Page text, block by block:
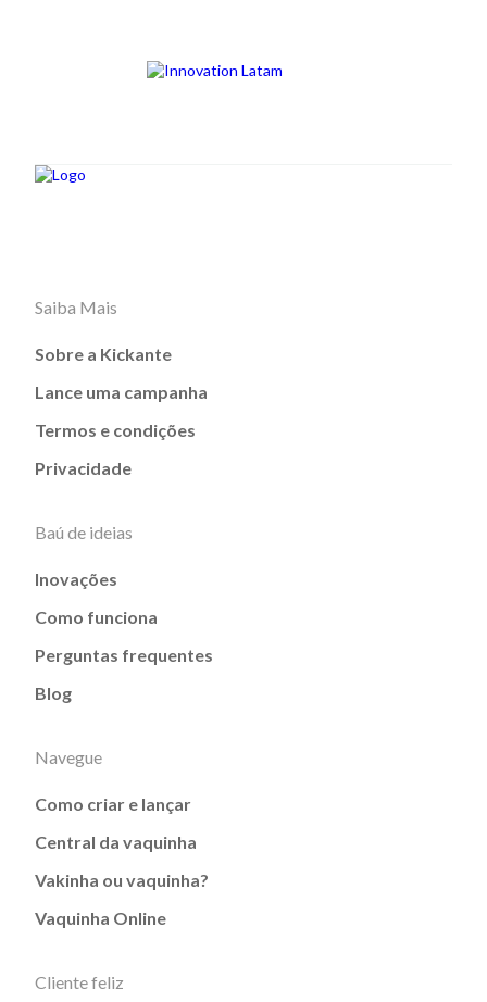
Saiba Mais
Sobre a Kickante
Lance uma campanha
Termos e condições
Privacidade
Baú de ideias
Inovações
Como funciona
Perguntas frequentes
Blog
Navegue
Como criar e lançar
Central da vaquinha
Vakinha ou vaquinha?
Vaquinha Online
Cliente feliz